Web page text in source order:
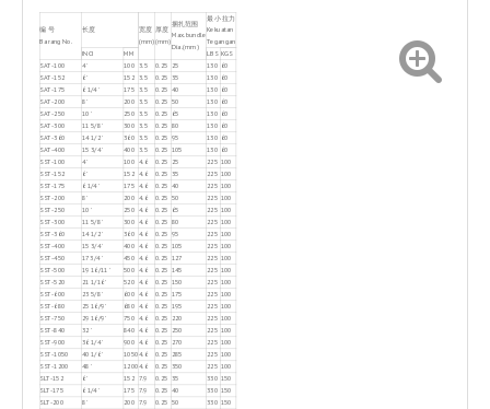
编 号
Barang No.
长度 宽度
(mm)
厚度
(mm)
捆扎范围
Max.bundle
Dia.(mm)
最小拉力
Kekuatan
Tegangan
INCI
MM LBS KGS
SAT-100
4' 100 3.5 0.25 25 130 60
SAT-152
6' 152 3.5 0.25 35 130 60
SAT-175 6 1/4' 175 3.5 0.25 40 130 60
SAT-200 8' 200 3.5 0.25 50 130 60
SAT-250
10' 250 3.5 0.25 65 130 60
SAT-300
11 5/8' 300 3.5 0.25 80 130 60
SAT-360
14 1/2' 360 3.5 0.25 95 130 60
SAT-400
15 3/4' 400 3.5 0.25 105 130 60
SST-100
4' 100 4.6 0.25 25 225 100
SST-152 6' 152 4.6 0.25 35 225 100
SST-175
6 1/4' 175 4.6 0.25 40 225 100
SST-200 8' 200 4.6 0.25 50 225 100
SST-250
10' 250 4.6 0.25 65 225 100
SST-300
11 5/8' 300 4.6 0.25 80 225 100
SST-360
14 1/2' 360 4.6 0.25 95 225 100
SST-400
15 3/4' 400 4.6 0.25 105 225 100
SST-450
17 3/4' 450 4.6 0.25 127 225 100
SST-500 19 16/11' 500 4.6 0.25 145 225 100
SST-520
21 1/16' 520 4.6 0.25 150 225 100
SST-600 23 5/8' 600 4.6 0.25 175 225 100
SST-680
25 16/9' 680 4.6 0.25 195 225 100
SST-750
29 16/9' 750 4.6 0.25 220 225 100
SST-840
32' 840 4.6 0.25 250 225 100
SST-900
36 1/4' 900 4.6 0.25 270 225 100
SST-1050 40 1/6' 10504.6 0.25 285 225 100
SST-1200
48' 12004.6 0.25 350 225 100
SLT-152 6' 152 7.9 0.25 35 330 150
SLT-175
6 1/4' 175 7.9 0.25 40 330 150
SLT-200
8' 200 7.9 0.25 50 330 150